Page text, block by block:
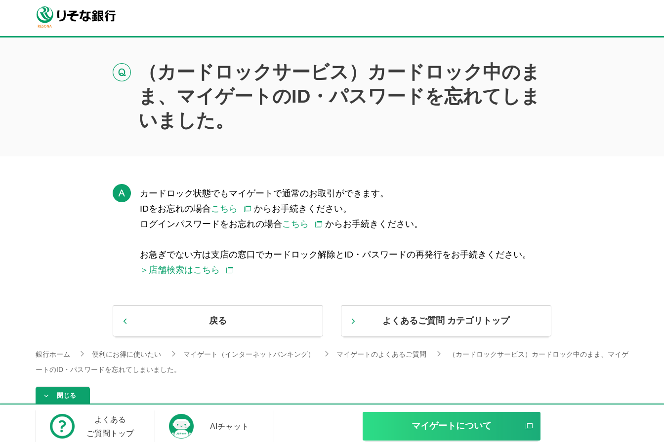
（カードロックサービス）カードロック中のま
ま、マイゲートのID・パスワードを忘れてしま
いました。
カードロック状態でもマイゲートで通常のお取引ができます。
IDをお忘れの場合こちら
からお手続きください。
ログインパスワードをお忘れの場合こちら からお手続きください。
お急ぎでない方は支店の窓口でカードロック解除とID・パスワードの再発行をお手続きください。
＞店舗検索はこちら
戻る よくあるご質問 カテゴリトップ
銀行ホーム 便利にお得に使いたい マイゲート（インターネットバンキング） マイゲートのよくあるご質問
（カードロックサービス）カードロック中のまま、マイゲ
ートのID・パスワードを忘れてしまいました。
閉じる
よくある
ご質問トップ
AIチャット マイゲートについて